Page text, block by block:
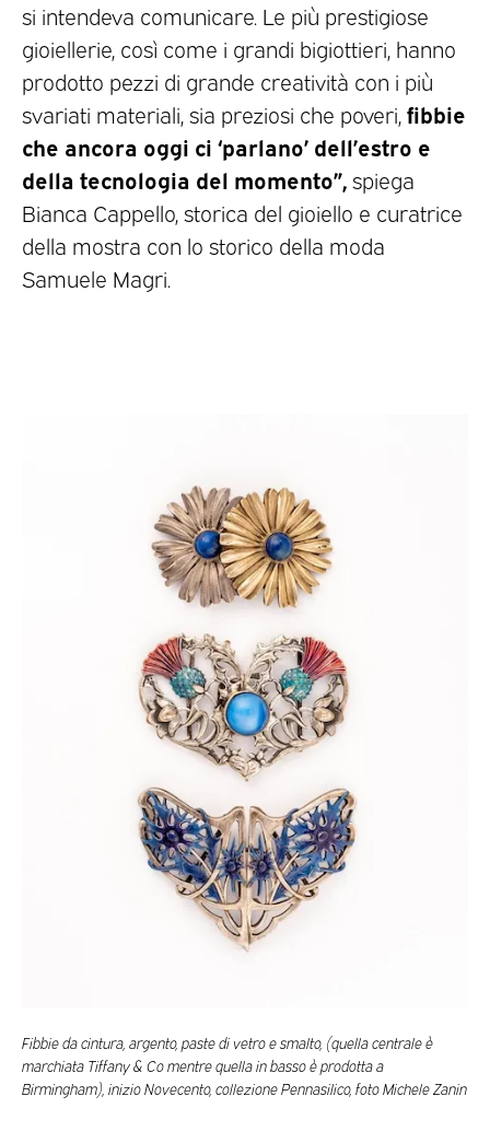
si intendeva comunicare. Le più prestigiose
gioiellerie, così come i grandi bigiottieri, hanno
prodotto pezzi di grande creatività con i più
svariati materiali, sia preziosi che poveri, fibbie
che ancora oggi ci ‘parlano’ dell’estro e
della tecnologia del momento”, spiega
Bianca Cappello, storica del gioiello e curatrice
della mostra con lo storico della moda
Samuele Magri.
Fibbie da cintura, argento, paste di vetro e smalto, (quella centrale è
marchiata Tiffany & Co mentre quella in basso è prodotta a
Birmingham), inizio Novecento, collezione Pennasilico, foto Michele Zanin